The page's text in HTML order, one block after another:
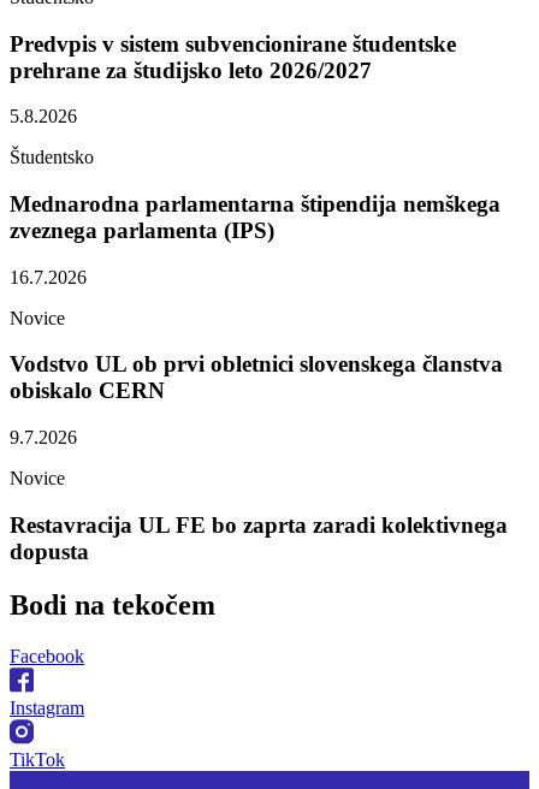
Predvpis v sistem subvencionirane študentske
prehrane za študijsko leto 2026/2027
5.8.2026
Študentsko
Mednarodna parlamentarna štipendija nemškega
zveznega parlamenta (IPS)
16.7.2026
Novice
Vodstvo UL ob prvi obletnici slovenskega članstva
obiskalo CERN
9.7.2026
Novice
Restavracija UL FE bo zaprta zaradi kolektivnega
dopusta
Bodi na tekočem
Facebook
Instagram
TikTok